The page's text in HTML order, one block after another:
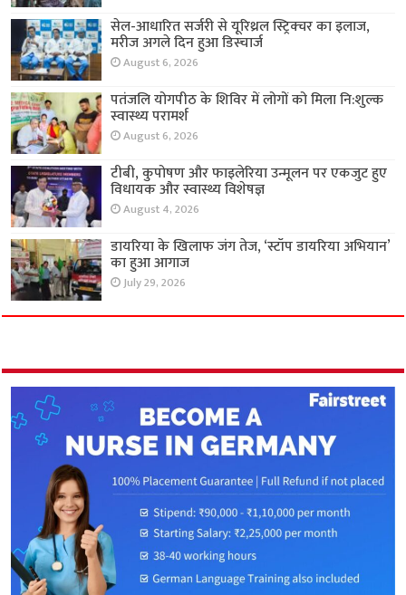
सेल-आधारित सर्जरी से यूरिथ्रल स्ट्रिक्चर का इलाज,
मरीज अगले दिन हुआ डिस्चार्ज
August 6, 2026
पतंजलि योगपीठ के शिविर में लोगों को मिला नि:शुल्क
स्वास्थ्य परामर्श
August 6, 2026
टीबी, कुपोषण और फाइलेरिया उन्मूलन पर एकजुट हुए
विधायक और स्वास्थ्य विशेषज्ञ
August 4, 2026
डायरिया के खिलाफ जंग तेज, ‘स्टॉप डायरिया अभियान’
का हुआ आगाज
July 29, 2026